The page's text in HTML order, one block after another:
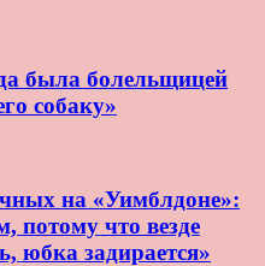
была болельщицей
собаку»
на «Уимблдоне»:
потому что везде
юбка задирается»